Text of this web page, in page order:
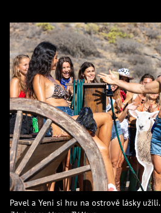
Pavel a Yeni si hru na ostrově lásky užili.